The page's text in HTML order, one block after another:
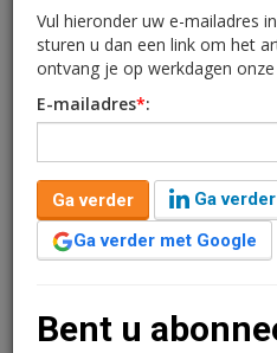
Nieuwe
Makelaars
Kimberly Camu
10
1 minuut leestijd
Per 1 juli 2017 is Niek
bijdragen aan de verdere
Vul hieronder uw e-mailadres
sturen u dan een link om het
ontvang je op werkdagen
E-mailadres*:
Ga verder
Ga
Ga verder met Google
Bent u